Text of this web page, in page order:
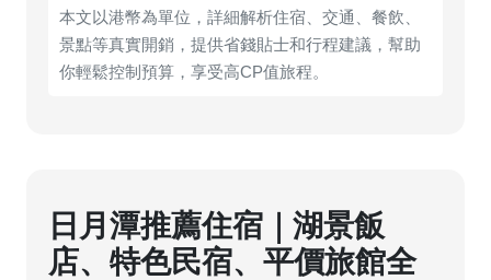
本文以港幣為單位，詳細解析住宿、交通、餐飲、
景點等真實開銷，提供省錢貼士和行程建議，幫助
你輕鬆控制預算，享受高CP值旅程。
日月潭推薦住宿｜湖景飯
店、特色民宿、平價旅館全